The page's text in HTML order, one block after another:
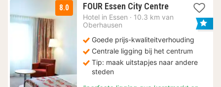
8.0 FOUR Essen City Centre3
nachten
52,15
Hotel in Essen · 10.3 km van
Oberhausen
Goede prijs-kwaliteitverhouding
Centrale ligging bij het centrum
Tip: maak uitstapjes naar andere
steden